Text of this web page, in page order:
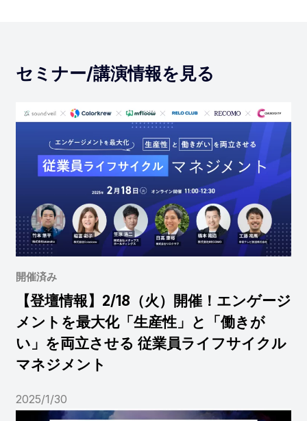
セミナー/講演情報を見る
開催済み
【登壇情報】2/18（火）開催！エンゲージ
メントを最大化「生産性」と「働きが
い」を両立させる 従業員ライフサイクル
マネジメント
2025/1/30